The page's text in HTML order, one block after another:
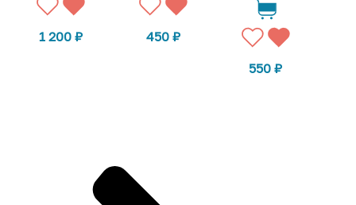
1 200₽ 450 ₽
550₽